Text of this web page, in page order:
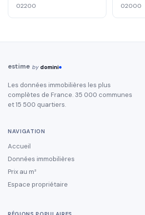
02200 02000
estime by domini
Les données immobilières les plus
complètes de France. 35 000 communes
et 15 500 quartiers.
NAVIGATION
Accueil
Données immobilières
Prix au m²
Espace propriétaire